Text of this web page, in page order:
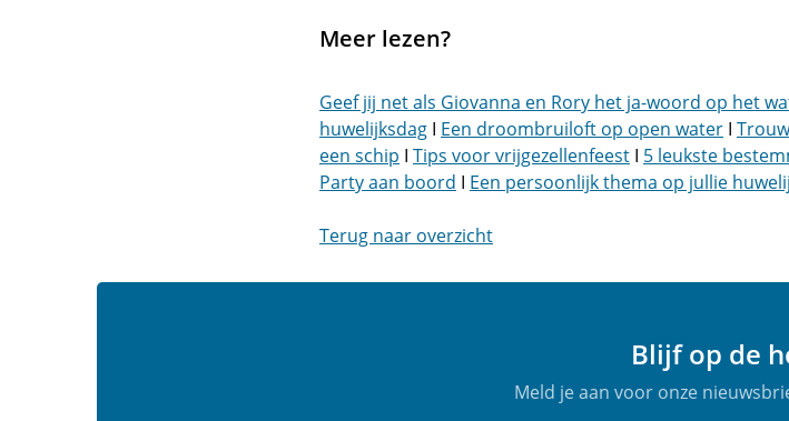
Meer lezen?
Geef jij net als Giovanna en Rory het ja-woord op het
huwelijksdag I Een droombruiloft op open water I
een schip I Tips voor vrijgezellenfeest I 5 leukste
Party aan boord I Een persoonlijk thema op jullie
Terug naar overzicht
Blijf op de
Meld je aan voor onze